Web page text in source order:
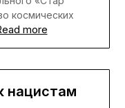
космических
more
нацистам